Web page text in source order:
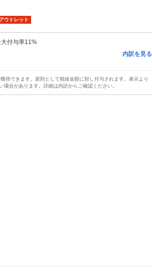
アウトレット
大付与率11%
内訳を見る
得できます。原則として税抜金額に対し付与されます。表示より
場合があります。詳細は内訳からご確認ください。